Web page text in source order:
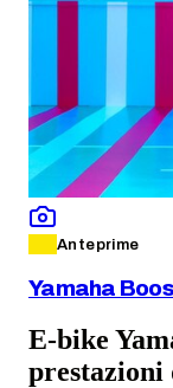
Anteprime
Yamaha
E-bike
prestazioni